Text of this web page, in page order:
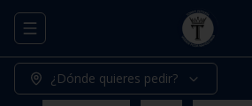
Abrir menu de navegación
¿Dónde quieres pedir?